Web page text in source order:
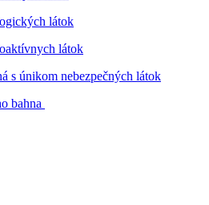
látok
látok
s únikom nebezpečných látok
bahna